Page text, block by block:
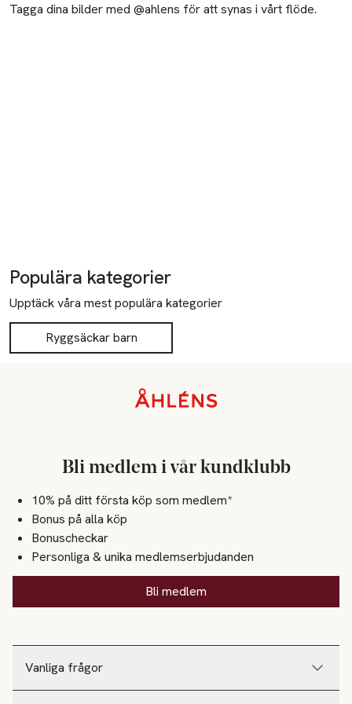
Tagga dina bilder med @ahlens för att synas i vårt flöde.
Populära kategorier
Upptäck våra mest populära kategorier
Ryggsäckar barn
Vanliga frågor
Bli medlem i vår kundklubb
10% på ditt första köp som medlem*
Bonus på alla köp
Bonuscheckar
Personliga & unika medlemserbjudanden
Bli medlem